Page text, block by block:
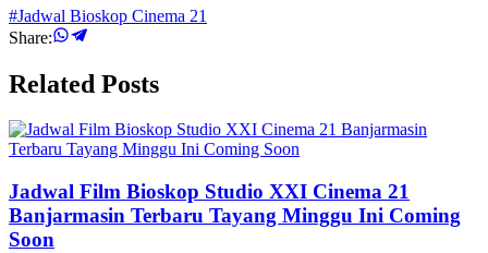
#Jadwal Bioskop Cinema 21
Share:
Related Posts
Jadwal Film Bioskop Studio XXI Cinema 21
Banjarmasin Terbaru Tayang Minggu Ini Coming
Soon